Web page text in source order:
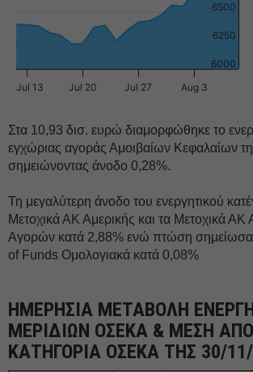
Jul 13 Jul 20 Jul 27 Aug 3
6000
6250
6500
Στα 10,93 δισ. ευρώ διαμορφώθηκε το
εγχώριας αγοράς Αμοιβαίων Κεφαλαίων
σημειώνοντας άνοδο 0,28%.
Τη μεγαλύτερη άνοδο του ενεργητικού
Μετοχικά ΑΚ Αμερικής και τα Μετοχικά
Αγορών κατά 2,88% ενώ πτώση
of Funds Ομολογιακά κατά 0,08%
ΗΜΕΡΗΣΙΑ ΜΕΤΑΒΟΛΗ
ΜΕΡΙΔΙΩΝ ΟΣΕΚΑ & ΜΕΣΗ
ΚΑΤΗΓΟΡΙΑ ΟΣΕΚΑ ΤΗΣ 30/